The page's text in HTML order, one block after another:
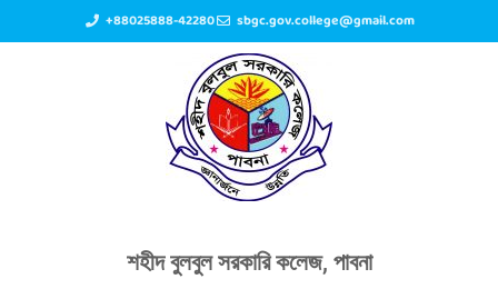
+88025888-42280 sbgc.gov.college@gmail.com
শহীদ বুলবুল সরকারি কলেজ, পাবনা